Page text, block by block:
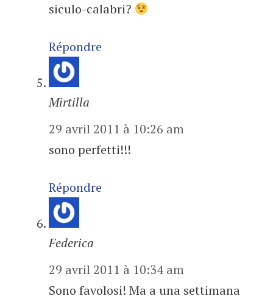
siculo-calabri?
Répondre
Mirtilla
29 avril 2011 à 10:26 am
sono perfetti!!!
Répondre
Federica
29 avril 2011 à 10:34 am
Sono favolosi! Ma a una settimana